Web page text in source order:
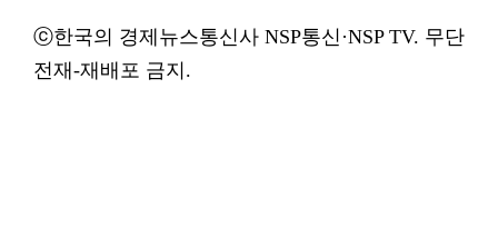
ⓒ한국의 경제뉴스통신사 NSP통신·NSP TV. 무단
전재-재배포 금지.